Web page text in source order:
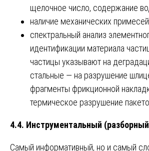
щелочное число, содержание
наличие механических
спектральный анализ
идентификации материала
частицы указывают на
стальные — на разрушение
фрагменты фрикционной
термическое разрушение
4.4. Инструментальный
Самый информативный, но и самый